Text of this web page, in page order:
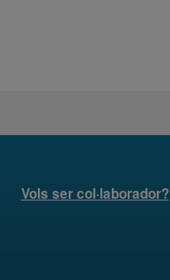
Vols ser col·laborador?